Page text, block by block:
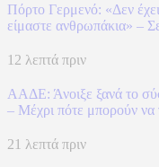
Πόρτο Γερμενό: «Δεν έχει
είμαστε ανθρωπάκια» –
12 λεπτά πριν
ΑΑΔΕ: Άνοιξε ξανά το
– Μέχρι πότε μπορούν να
21 λεπτά πριν